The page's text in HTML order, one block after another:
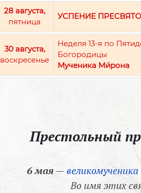
28 августа,
пятница
УСПЕНИЕ
30 августа,
воскресенье
Неделя 13-я по
Богородицы
Мученика Ми́рона
Престольный
6 мая—
Во имя этих